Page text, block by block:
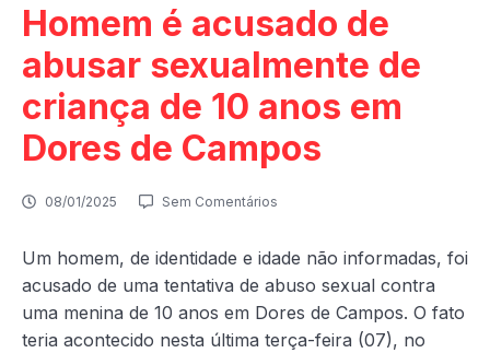
Homem é acusado de
abusar sexualmente de
criança de 10 anos em
Dores de Campos
08/01/2025 Sem Comentários
Um homem, de identidade e idade não informadas, foi
acusado de uma tentativa de abuso sexual contra
uma menina de 10 anos em Dores de Campos. O fato
teria acontecido nesta última terça-feira (07), no